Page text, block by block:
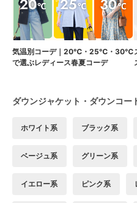
気温別コーデ｜20℃・25℃・30℃
で選ぶレディース春夏コーデ
ダウンジャケット・ダウンコー
ホワイト系 ブラック系
ベージュ系 グリーン系
イエロー系 ピンク系